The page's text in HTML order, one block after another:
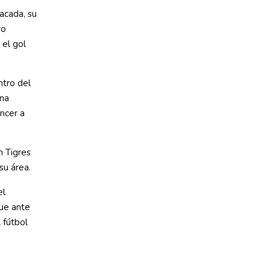
su
el gol
del
a
Tigres
área.
ante
fútbol